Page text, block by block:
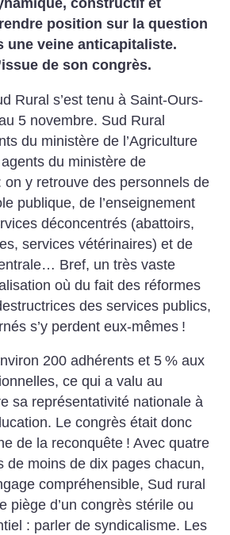
constructif et
position sur la question
une veine anticapitaliste.
de son congrès.
Rural s’est tenu à Saint-Ours-
5 novembre. Sud Rural
du ministère de l’Agriculture
du ministère de
on y retrouve des personnels de
publique, de l’enseignement
déconcentrés (abattoirs,
services vétérinaires) et de
Bref, un très vaste
où du fait des réformes
des services publics,
s’y perdent eux-mêmes !
200 adhérents et 5 % aux
ce qui a valu au
sa représentativité nationale à
Le congrès était donc
de la reconquête ! Avec quatre
de moins de dix pages chacun,
compréhensible, Sud rural
piège d’un congrès stérile ou
: parler de syndicalisme. Les